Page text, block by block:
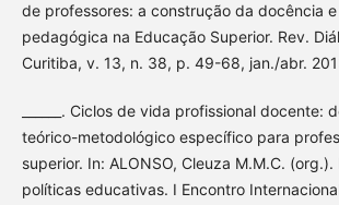
de professores: a construção da docência
pedagógica na Educação Superior. Rev.
Curitiba, v. 13, n. 38, p. 49-68, jan./abr.
______. Ciclos de vida profissional docente:
teórico-metodológico específico para
superior. In: ALONSO, Cleuza M.M.C.
políticas educativas. I Encontro